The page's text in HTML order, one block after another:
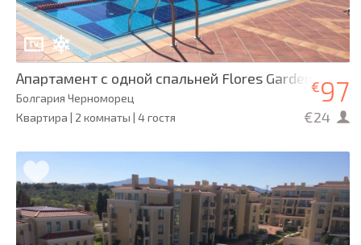
Апартамент с одной спальней Flores Garden
Болгария Черноморец
Квартира | 2 комнаты | 4 гостя
€97
€24